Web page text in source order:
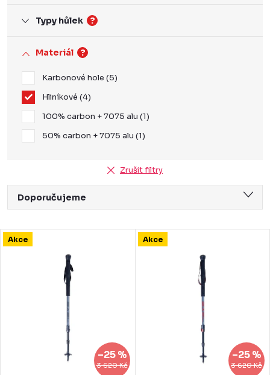
Typy hůlek ?
Materiál ?
Karbonové hole 5
Hliníkové 4
100% carbon + 7075 alu 1
50% carbon + 7075 alu 1
Zrušit filtry
Ř
a
z
Doporučujeme
Nejdražší
Nejprodávanější
V
Akce
3 620 Kč
–25 %
Akce
3 620 Kč
–25 %